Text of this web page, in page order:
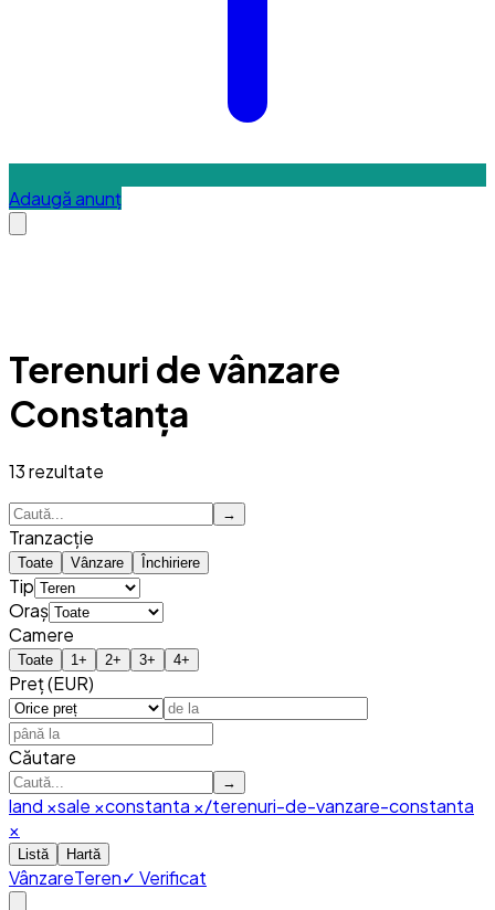
Adaugă anunț
Terenuri de vânzare
Constanța
13rezultate
→
Tranzacție
Toate Vânzare Închiriere
Tip
Oraș
Camere
Toate 1 + 2+ 3+ 4+
Preț (EUR)
Căutare
→
land ×sale ×constanta ×/terenuri-de-vanzare-constanta
×
Listă Hartă
VânzareTeren✓ Verificat